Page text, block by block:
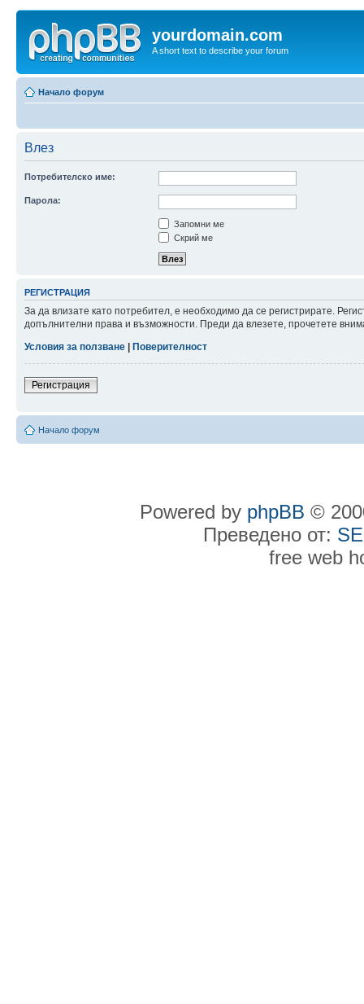
yourdomain.com
A short text to describe your forum
Начало форум
Влез
Потребителско име:
Парола:
Запомни ме
Скрий ме
РЕГИСТРАЦИЯ
За да влизате като потребител, е необходимо да се регистрирате.
допълнителни права и възможности. Преди да влезете, прочетете
Условия за ползване
Поверителност
Регистрация
Начало форум
Powered by phpBB ©
Преведено от:
free web